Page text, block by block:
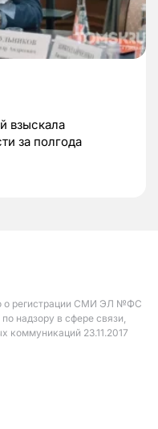
взыскала
за полгода
о регистрации СМИ ЭЛ №ФС
надзору в сфере связи,
коммуникаций 23.11.2017